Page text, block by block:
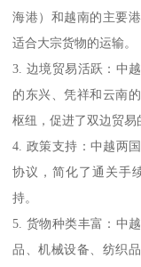
海港）和越南的主要
适合大宗货物的运输。
3. 边境贸易活跃：中
的东兴、凭祥和云南
枢纽，促进了双边贸易
4. 政策支持：中越两
协议，简化了通关手
持。
5. 货物种类丰富：中
品、机械设备、纺织